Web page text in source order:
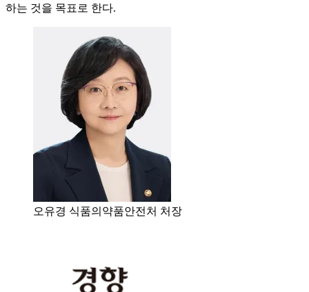
하는 것을 목표로 한다.
오유경 식품의약품안전처 처장